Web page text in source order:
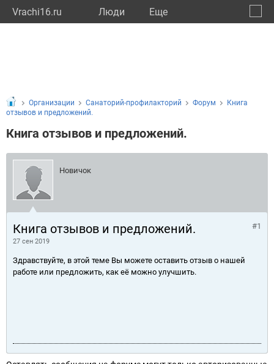
Vrachi16.ru Люди Eще
Организации Санаторий-профилакторий Форум
Книга
отзывов и предложений.
Книга отзывов и предложений.
Новичок
Книга отзывов и предложений.
27 сен 2019
#1
Здравствуйте, в этой теме Вы можете оставить отзыв о нашей
работе или предложить, как её можно улучшить.